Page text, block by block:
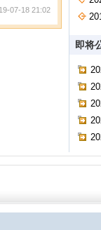
07-18 21:02
即将